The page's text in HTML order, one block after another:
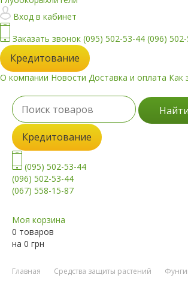
Вход в кабинет
Заказать звонок (095) 502-53-44 (096)
Кредитование
О компании Новости Доставка и оплата Как
Найти
Кредитование
(095) 502-53-44
(096) 502-53-44
(067) 558-15-87
Моя корзина
0 товаров
на 0 грн
Главная Средства защиты растений